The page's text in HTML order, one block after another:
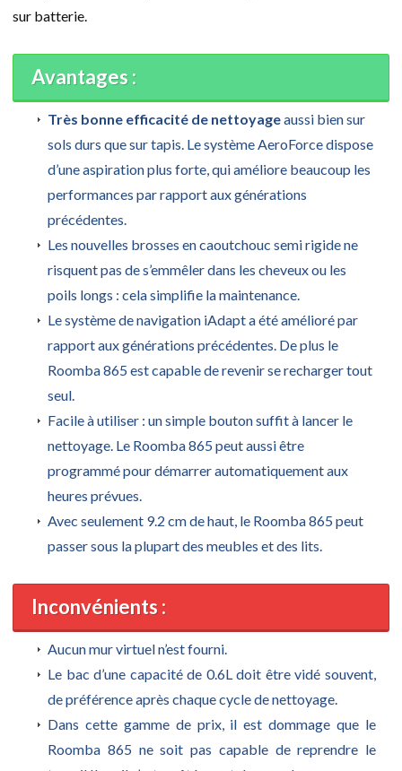
sur batterie.
Avantages :
Très bonne efficacité de nettoyageaussi bien sur
sols durs que sur tapis. Le système AeroForce dispose
d’une aspiration plus forte, qui améliore beaucoup les
performances par rapport aux générations
précédentes.
Les nouvelles brosses en caoutchouc semi rigide ne
risquent pas de s’emmêler dans les cheveux ou les
poils longs : cela simplifie la maintenance.
Le système de navigation iAdapt a été amélioré par
rapport aux générations précédentes. De plus le
Roomba 865 est capable de revenir se recharger tout
seul.
Facile à utiliser : un simple bouton suffit à lancer le
nettoyage. Le Roomba 865 peut aussi être
programmé pour démarrer automatiquement aux
heures prévues.
Avec seulement 9.2 cm de haut, le Roomba 865 peut
passer sous la plupart des meubles et des lits.
Inconvénients :
Aucun mur virtuel n’est fourni.
Le bac d’une capacité de 0.6L doit être vidé souvent,
de préférence après chaque cycle de nettoyage.
Dans cette gamme de prix, il est dommage que le
Roomba 865 ne soit pas capable de reprendre le